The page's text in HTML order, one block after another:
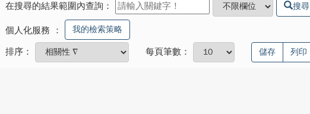
在搜尋的結果範圍內查詢：
搜尋
個人化服務 ： 我的檢索策略
排序： 每頁筆數： 儲存 列印